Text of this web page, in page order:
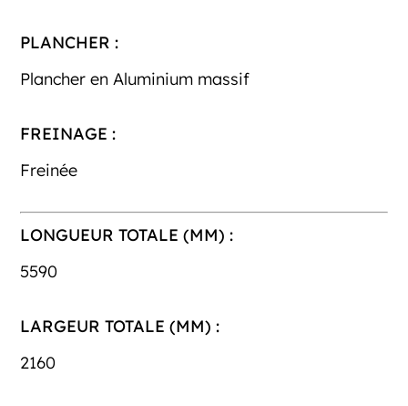
PLANCHER :
Plancher en Aluminium massif
FREINAGE :
Freinée
LONGUEUR TOTALE (MM) :
5590
LARGEUR TOTALE (MM) :
2160